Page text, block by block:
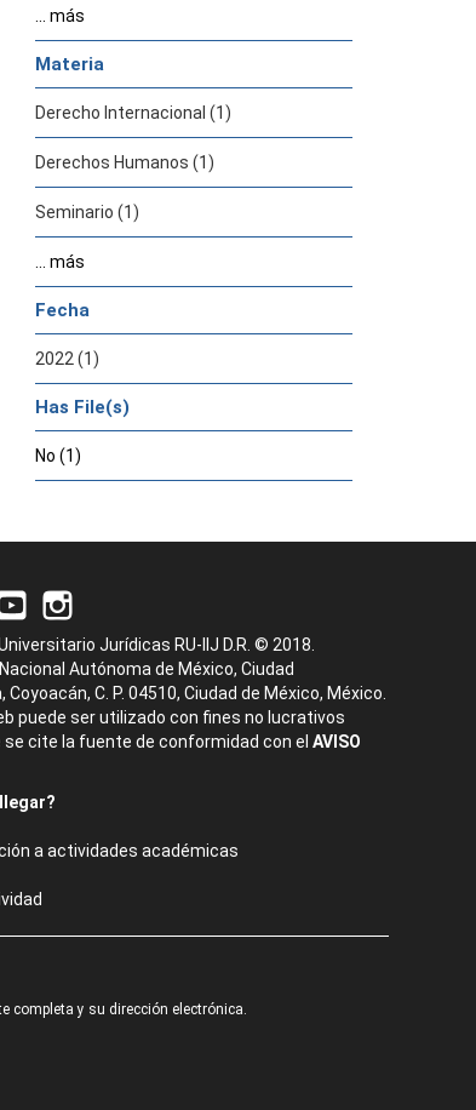
... más
Materia
Derecho Internacional (1)
Derechos Humanos (1)
Seminario (1)
... más
Fecha
2022 (1)
Has File(s)
No (1)
Jurídicas RU-IIJ D.R. © 2018.
Autónoma de México, Ciudad
C. P. 04510, Ciudad de México, México.
puede ser utilizado con fines no lucrativos
se cite la fuente de conformidad con el AVISO
a actividades académicas
completa y su dirección electrónica.